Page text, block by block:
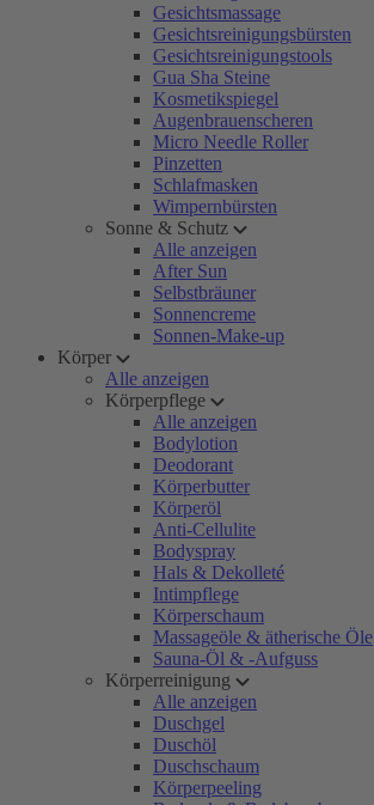
Gesichtsmassage
Gesichtsreinigungsbürsten
Gesichtsreinigungstools
Gua Sha Steine
Kosmetikspiegel
Augenbrauenscheren
Micro Needle Roller
Pinzetten
Schlafmasken
Wimpernbürsten
Sonne & Schutz
Alle anzeigen
After Sun
Selbstbräuner
Sonnencreme
Sonnen-Make-up
Körper
Alle anzeigen
Körperpflege
Alle anzeigen
Bodylotion
Deodorant
Körperbutter
Körperöl
Anti-Cellulite
Bodyspray
Hals & Dekolleté
Intimpflege
Körperschaum
Massageöle & ätherische Öle
Sauna-Öl & -Aufguss
Körperreinigung
Alle anzeigen
Duschgel
Duschöl
Duschschaum
Körperpeeling